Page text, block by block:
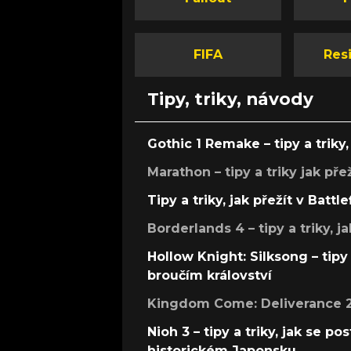
FIFA
Tipy, triky, návody
Gothic 1 Remake – tipy a
Marathon – tipy a triky jak
Tipy a triky, jak přežít v
Borderlands 4 – tipy a triky,
Hollow Knight: Silksong –
broučím království
Kingdom Come: Deliverance
Nioh 3 – tipy a triky, jak se